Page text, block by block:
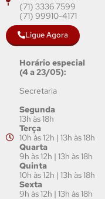
(71) 3336 7599
(71) 99910-4171
Ligue Agora
Horário especial
(4 a 23/05):
Secretaria
Segunda
13h às 18h
Terça
10h às 12h | 13h às 18h
Quarta
9h às 12h | 13h às 18h
Quinta
10h às 12h | 13h às 18h
Sexta
9h às 12h | 13h às 18h